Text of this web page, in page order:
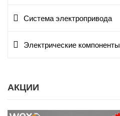
Система электропривода
Электрические компоненты
АКЦИИ